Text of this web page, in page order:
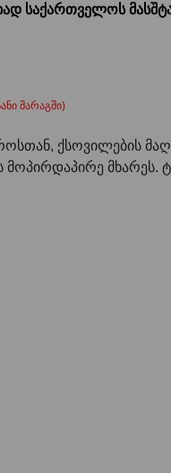
საქართველოს
მარაგში)
ქსოვილების
მოპირდაპირე მხარეს.